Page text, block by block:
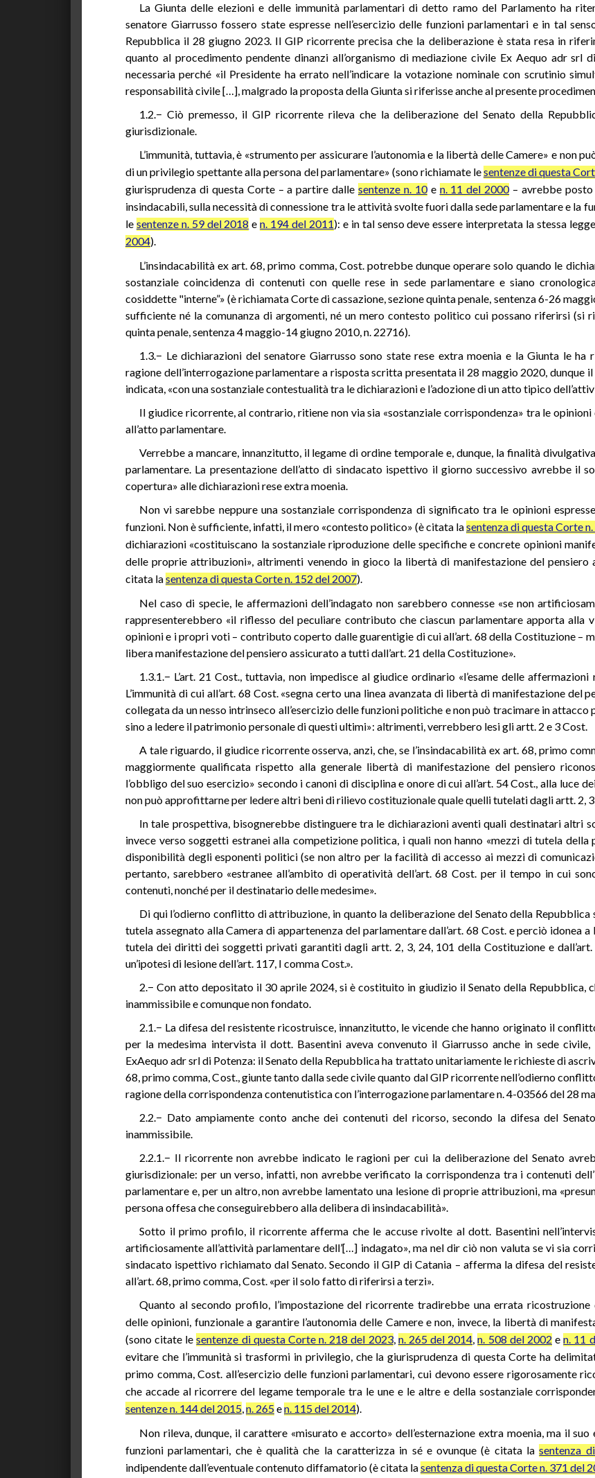
La Giunta delle elezioni e delle immunità parlamentari di detto ramo del Parlamento ha
senatore Giarrusso fossero state espresse nell’esercizio delle funzioni parlamentari e in tal
Repubblica il 28 giugno 2023. Il GIP ricorrente precisa che la deliberazione è stata resa in
quanto al procedimento pendente dinanzi all’organismo di mediazione civile Ex Aequo adr srl
necessaria perché «il Presidente ha errato nell’indicare la votazione nominale con scrutinio
responsabilità civile […], malgrado la proposta della Giunta si riferisse anche al presente
1.2.− Ciò premesso, il GIP ricorrente rileva che la deliberazione del Senato della
giurisdizionale.
L’immunità, tuttavia, è «strumento per assicurare l’autonomia e la libertà delle Camere» e non
di un privilegio spettante alla persona del parlamentare» (sono richiamate lesentenze di questa
giurisprudenza di questa Corte – a partire dalle sentenze n. 10 e n. 11 del 2000 – avrebbe
insindacabili, sulla necessità di connessione tra le attività svolte fuori dalla sede parlamentare e la
le sentenze n. 59 del 2018 en. 194 del 2011): e in tal senso deve essere interpretata la stessa
2004).
L’insindacabilità ex art. 68, primo comma, Cost. potrebbe dunque operare solo quando le
sostanziale coincidenza di contenuti con quelle rese in sede parlamentare e siano
cosiddette "interne”» (è richiamata Corte di cassazione, sezione quinta penale, sentenza 6-26
sufficiente né la comunanza di argomenti, né un mero contesto politico cui possano riferirsi (si
quinta penale, sentenza 4 maggio-14 giugno 2010, n. 22716).
1.3.− Le dichiarazioni del senatore Giarrusso sono state rese extra moenia e la Giunta le
ragione dell’interrogazione parlamentare a risposta scritta presentata il 28 maggio 2020, dunque
indicata, «con una sostanziale contestualità tra le dichiarazioni e l’adozione di un atto tipico
Il giudice ricorrente, al contrario, ritiene non via sia «sostanziale corrispondenza» tra le opinioni
all’atto parlamentare.
Verrebbe a mancare, innanzitutto, il legame di ordine temporale e, dunque, la finalità
parlamentare. La presentazione dell’atto di sindacato ispettivo il giorno successivo avrebbe il
copertura» alle dichiarazioni rese extra moenia.
Non vi sarebbe neppure una sostanziale corrispondenza di significato tra le opinioni
funzioni. Non è sufficiente, infatti, il mero «contesto politico» (è citata lasentenza di questa Corte
dichiarazioni «costituiscano la sostanziale riproduzione delle specifiche e concrete opinioni
delle proprie attribuzioni», altrimenti venendo in gioco la libertà di manifestazione del pensiero
citata lasentenza di questa Corte n. 152 del 2007).
Nel caso di specie, le affermazioni dell’indagato non sarebbero connesse «se non
rappresenterebbero «il riflesso del peculiare contributo che ciascun parlamentare apporta alla
opinioni e i propri voti – contributo coperto dalle guarentigie di cui all’art. 68 della Costituzione –
libera manifestazione del pensiero assicurato a tutti dall’art. 21 della Costituzione».
1.3.1.− L’art. 21 Cost., tuttavia, non impedisce al giudice ordinario «l’esame delle
L’immunità di cui all’art. 68 Cost. «segna certo una linea avanzata di libertà di manifestazione del
collegata da un nesso intrinseco all’esercizio delle funzioni politiche e non può tracimare in
sino a ledere il patrimonio personale di questi ultimi»: altrimenti, verrebbero lesi gli artt. 2 e 3 Cost.
A tale riguardo, il giudice ricorrente osserva, anzi, che, se l’insindacabilità ex art. 68, primo
maggiormente qualificata rispetto alla generale libertà di manifestazione del pensiero
l’obbligo del suo esercizio» secondo i canoni di disciplina e onore di cui all’art. 54 Cost., alla luce
non può approfittarne per ledere altri beni di rilievo costituzionale quale quelli tutelati dagli artt. 2,
In tale prospettiva, bisognerebbe distinguere tra le dichiarazioni aventi quali destinatari altri
invece verso soggetti estranei alla competizione politica, i quali non hanno «mezzi di tutela
disponibilità degli esponenti politici (se non altro per la facilità di accesso ai mezzi di
pertanto, sarebbero «estranee all’ambito di operatività dell’art. 68 Cost. per il tempo in cui
contenuti, nonché per il destinatario delle medesime».
Di qui l’odierno conflitto di attribuzione, in quanto la deliberazione del Senato della Repubblica
tutela assegnato alla Camera di appartenenza del parlamentare dall’art. 68 Cost. e perciò idonea
tutela dei diritti dei soggetti privati garantiti dagli artt. 2, 3, 24, 101 della Costituzione e
un’ipotesi di lesione dell’art. 117, I comma Cost.».
2.− Con atto depositato il 30 aprile 2024, si è costituito in giudizio il Senato della Repubblica,
inammissibile e comunque non fondato.
2.1.− La difesa del resistente ricostruisce, innanzitutto, le vicende che hanno originato il
per la medesima intervista il dott. Basentini aveva convenuto il Giarrusso anche in sede civile,
ExAequo adr srl di Potenza: il Senato della Repubblica ha trattato unitariamente le richieste di
68, primo comma, Cost., giunte tanto dalla sede civile quanto dal GIP ricorrente nell’odierno
ragione della corrispondenza contenutistica con l’interrogazione parlamentare n. 4-03566 del 28
2.2.− Dato ampiamente conto anche dei contenuti del ricorso, secondo la difesa del
inammissibile.
2.2.1.− Il ricorrente non avrebbe indicato le ragioni per cui la deliberazione del Senato
giurisdizionale: per un verso, infatti, non avrebbe verificato la corrispondenza tra i contenuti
parlamentare e, per un altro, non avrebbe lamentato una lesione di proprie attribuzioni, ma
persona offesa che conseguirebbero alla delibera di insindacabilità».
Sotto il primo profilo, il ricorrente afferma che le accuse rivolte al dott. Basentini
artificiosamente all’attività parlamentare dell’[…] indagato», ma nel dir ciò non valuta se vi sia
sindacato ispettivo richiamato dal Senato. Secondo il GIP di Catania – afferma la difesa del
all’art. 68, primo comma, Cost. «per il solo fatto di riferirsi a terzi».
Quanto al secondo profilo, l’impostazione del ricorrente tradirebbe una errata ricostruzione
delle opinioni, funzionale a garantire l’autonomia delle Camere e non, invece, la libertà di
(sono citate lesentenze di questa Corte n. 218 del 2023, n. 265 del 2014,n. 508 del 2002 e n. 11
evitare che l’immunità si trasformi in privilegio, che la giurisprudenza di questa Corte ha
primo comma, Cost. all’esercizio delle funzioni parlamentari, cui devono essere rigorosamente
che accade al ricorrere del legame temporale tra le une e le altre e della sostanziale
sentenze n. 144 del 2015,n. 265en. 115 del 2014).
Non rileva, dunque, il carattere «misurato e accorto» dell’esternazione extra moenia, ma il
funzioni parlamentari, che è qualità che la caratterizza in sé e ovunque (è citata la sentenza
indipendente dall’eventuale contenuto diffamatorio (è citata lasentenza di questa Corte n. 371 del